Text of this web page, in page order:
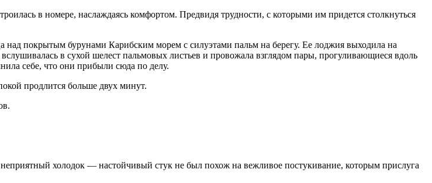
в номере, наслаждаясь комфортом. Пред­видя трудности, с которыми им придется столк­нуться
над покрытым бурунами Карибским морем с силуэ­тами пальм на берегу. Ее лоджия выходила на
в сухой шелест пальмовых листьев и прово­жала взглядом пары, прогуливающиеся вдоль
себе, что они прибыли сюда по делу.
продлится больше двух минут.
холодок — настойчивый стук не был похож на вежливое постукивание, которым при­слуга